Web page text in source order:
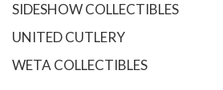
SIDESHOW COLLECTIBLES
UNITED CUTLERY
WETA COLLECTIBLES